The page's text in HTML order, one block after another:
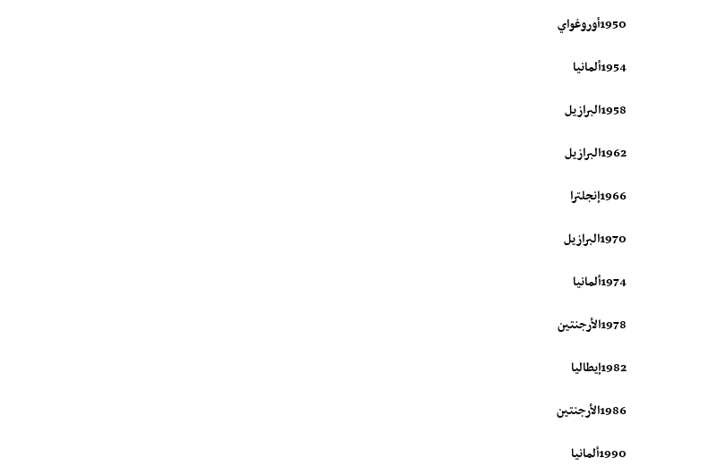
1950أوروغواي
1954ألمانيا
1958البرازيل
1962البرازيل
1966إنجلترا
1970البرازيل
1974ألمانيا
1978الأرجنتين
1982إيطاليا
1986الأرجنتين
1990ألمانيا